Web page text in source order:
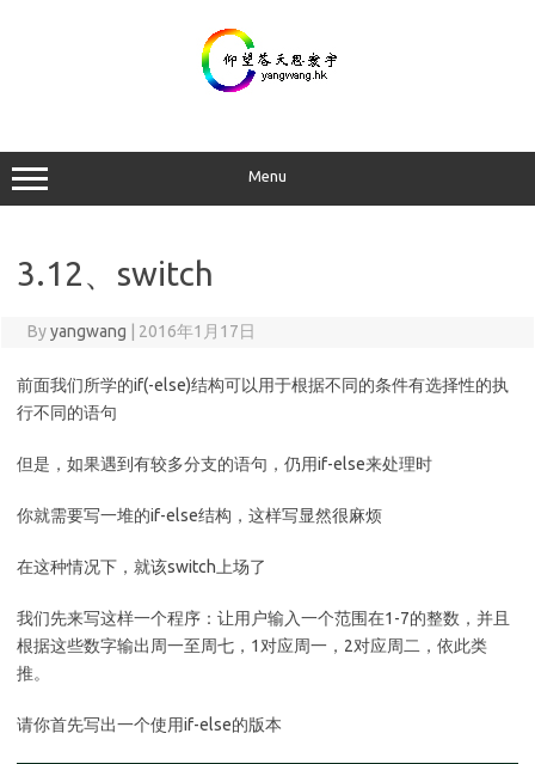
Menu
3.12、switch
Byyangwang 2016年1月17日
前面我们所学的if(-else)结构可以用于根据不同的条件有选择性的执
行不同的语句
但是，如果遇到有较多分支的语句，仍用if-else来处理时
你就需要写一堆的if-else结构，这样写显然很麻烦
在这种情况下，就该switch上场了
我们先来写这样一个程序：让用户输入一个范围在1-7的整数，并且
根据这些数字输出周一至周七，1对应周一，2对应周二，依此类
推。
请你首先写出一个使用if-else的版本